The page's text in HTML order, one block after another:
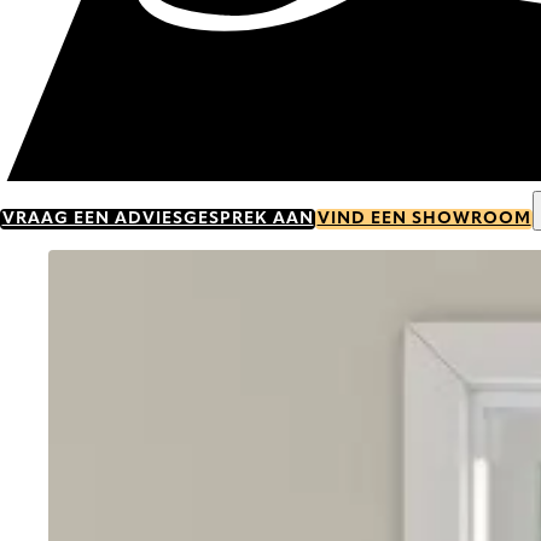
VRAAG EEN ADVIESGESPREK AAN VIND EEN SHOWROOM
Go to item 0